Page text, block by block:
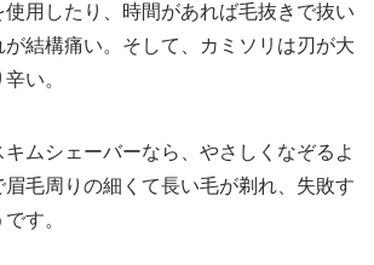
用したり、時間があれば毛抜きで抜い
結構痛い。そして、カミソリは刃が大
い。
ムシェーバーなら、やさしくなぞるよ
眉毛周りの細くて長い毛が剃れ、失敗す
す。